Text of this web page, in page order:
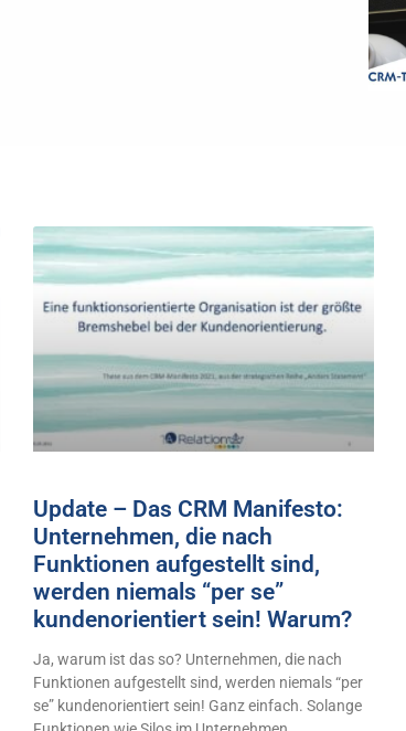
Update – Das CRM Manifesto:
Unternehmen, die nach
Funktionen aufgestellt sind,
werden niemals “per se”
kundenorientiert sein! Warum?
Ja, warum ist das so? Unternehmen, die nach
Funktionen aufgestellt sind, werden niemals “per
se” kundenorientiert sein! Ganz einfach. Solange